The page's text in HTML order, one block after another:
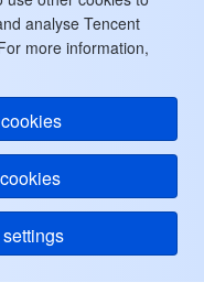
analyse Tencent
more information,